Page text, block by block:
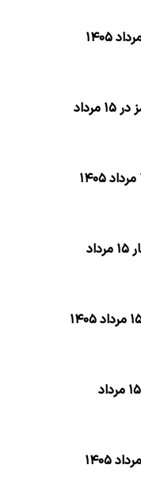
قیمت روز گوشت قرمز در ۱۵ مرداد
قیمت آجیل و خشکبار ۱۵ مرداد
قیمت میوه و تره بار ۱۵ مرداد